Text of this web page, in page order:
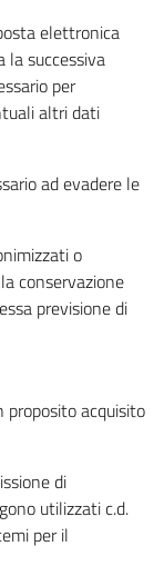
elettronica
la successiva
per
altri dati
ad evadere le
o
conservazione
previsione di
acquisito
di
utilizzati c.d.
per il